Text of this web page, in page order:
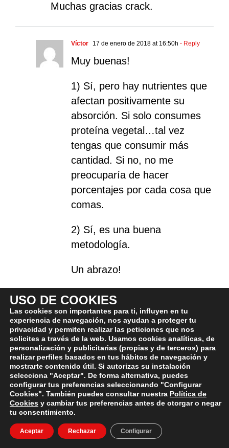
Muchas gracias crack.
Víctor 17 de enero de 2018 at 16:50h - Reply
Muy buenas!
1) Sí, pero hay nutrientes que
afectan positivamente su
absorción. Si solo consumes
proteína vegetal…tal vez
tengas que consumir más
cantidad. Si no, no me
preocuparía de hacer
porcentajes por cada cosa que
comas.
2) Sí, es una buena
metodología.
Un abrazo!
Fernanda 27 de diciembre de 2017 at 03:06h
Hola Víctor, gracias x la
información, tengo una duda, la
Soja es buena, porq leí que
aumenta los estrógenos y con ellos
aumenta retención de agua y grasa
, y disminuirá la testorena, la
verdad q me resulta extraño, pero
estoy en etapa de aumento de
USO DE COOKIES
Las cookies son importantes para ti, influyen en tu
experiencia de navegación, nos ayudan a proteger tu
privacidad y permiten realizar las peticiones que nos
solicites a través de la web. Usamos cookies analíticas, de
personalización y publicitarias (propias y de terceros) para
realizar perfiles basados en tus hábitos de navegación y
mostrarte contenido útil. Si autorizas su instalación
selecciona "Aceptar". De forma alternativa, puedes
configurar tus preferencias seleccionando "Configurar
Cookies". También puedes consultar nuestra Política de
Cookies y cambiar tus preferencias antes de otorgar o negar
tu consentimiento.
Aceptar Rechazar Configurar